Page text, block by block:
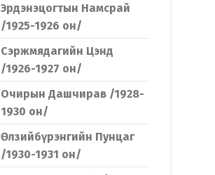
Эрдэнэцогтын Намсрай
/1925-1926 он/
Сэржмядагийн Цэнд
/1926-1927 он/
Очирын Дашчирав /1928-
1930 он/
Өлзийбүрэнгийн Пунцаг
/1930-1931 он/